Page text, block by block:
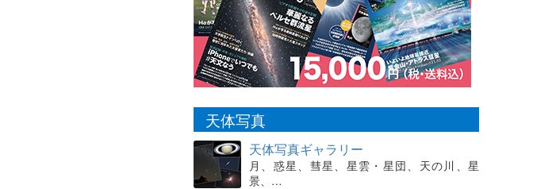
天体写真
天体写真ギャラリー
月、惑星、彗星、星雲・星団、天の川、星
景、…